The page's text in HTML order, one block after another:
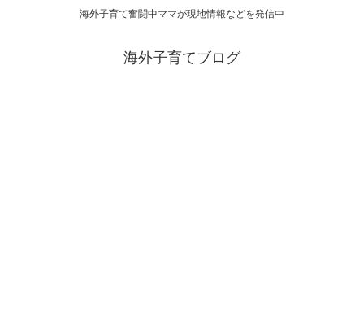
海外子育て奮闘中ママが現地情報などを発信中
海外子育てブログ